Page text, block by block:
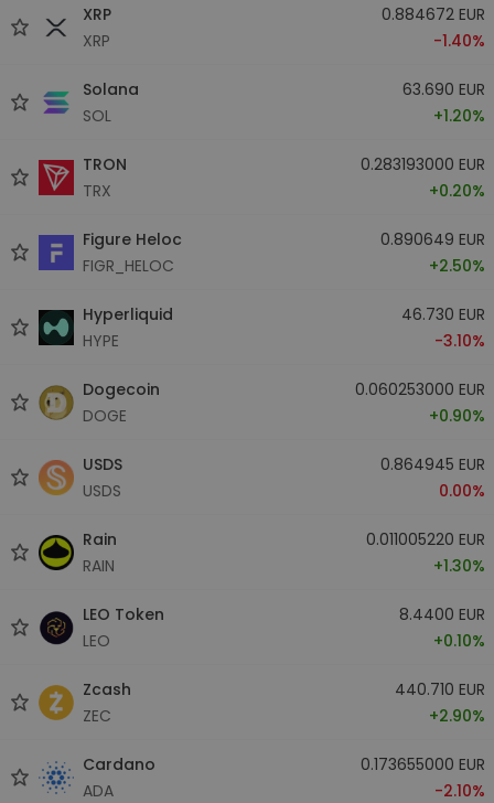
XRP
XRP
0.884672 EUR
-1.40%
Solana
SOL
63.690 EUR
+1.20%
TRON
TRX
0.283193000 EUR
+0.20%
Figure Heloc
FIGR_HELOC
0.890649 EUR
+2.50%
Hyperliquid
HYPE
46.730 EUR
-3.10%
Dogecoin
DOGE
0.060253000 EUR
+0.90%
USDS
USDS
0.864945 EUR
0.00%
Rain
RAIN
0.011005220 EUR
+1.30%
LEO Token
LEO
8.4400 EUR
+0.10%
Zcash
ZEC
440.710 EUR
+2.90%
Cardano
ADA
0.173655000 EUR
-2.10%